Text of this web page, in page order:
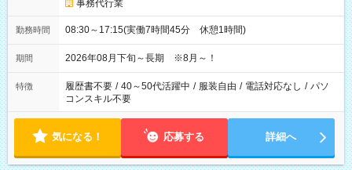
事務代行業
勤務時間 08:30～17:15(実働7時間45分 休憩1時間)
期間 2026年08月下旬～長期 ※8月～！
特徴 履歴書不要 / 40～50代活躍中 / 服装自由 / 電話対応なし / パソ
コンスキル不要
気になる！ 応募する 詳細へ